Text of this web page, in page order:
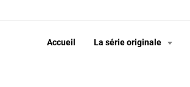
Accueil La série originale